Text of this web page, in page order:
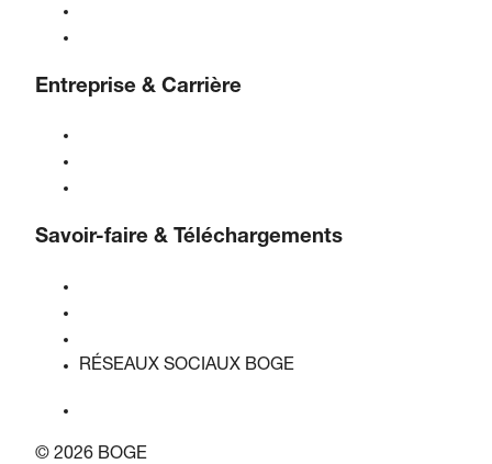
Entreprise & Carrière
Savoir-faire & Téléchargements
RÉSEAUX SOCIAUX BOGE
© 2026 BOGE